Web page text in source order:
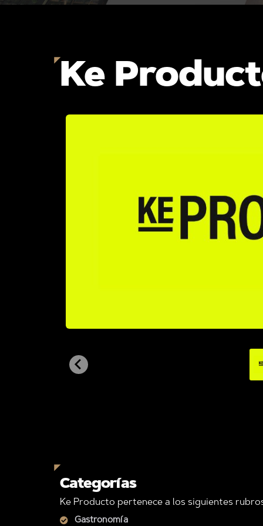
Ke
Categorías
Ke Producto pertenece a los siguientes
Gastronomía